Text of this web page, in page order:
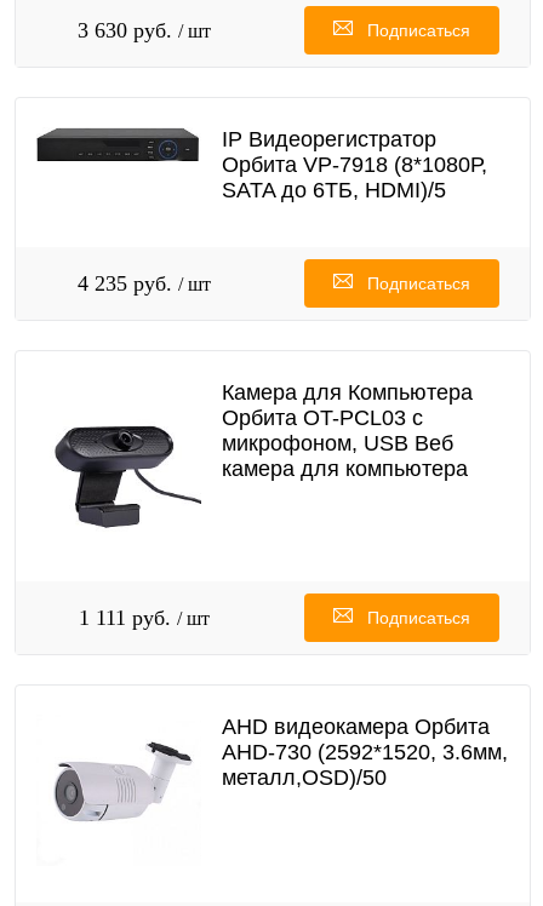
3 630 руб. / шт Подписаться
IP Видеорегистратор
Орбита VР-7918 (8*1080Р,
SATA до 6ТБ, HDMI)/5
4 235 руб. / шт Подписаться
Камера для Компьютера
Орбита OT-PCL03 с
микрофоном, USB Веб
камера для компьютера
1 111 руб. / шт Подписаться
AHD видеокамера Орбита
AHD-730 (2592*1520, 3.6мм,
металл,OSD)/50